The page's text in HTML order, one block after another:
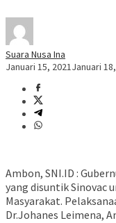
Suara Nusa Ina
Januari 15, 2021Januari
Ambon, SNI.ID :
yang disuntik Sinovac
Masyarakat.
Dr.Johanes Leimena,